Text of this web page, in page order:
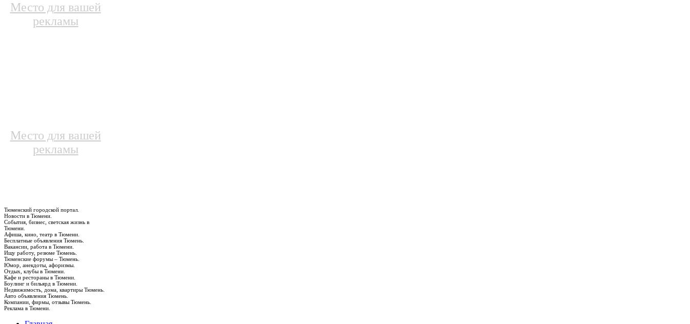
Место для вашей
рекламы
Место для вашей
рекламы
Тюменский городской портал.
Новости в Тюмени.
События, бизнес, светская жизнь в
Тюмени.
Афиша, кино, театр в Тюмени.
Бесплатные объявления Тюмень.
Вакансии, работа в Тюмени.
Ищу работу, резюме Тюмень.
Тюменские форумы – Тюмень.
Юмор, анекдоты, афоризмы.
Отдых, клубы в Тюмени.
Кафе и рестораны в Тюмени.
Боулинг и бильярд в Тюмени.
Недвижимость, дома, квартиры Тюмень.
Авто объявления Тюмень.
Компании, фирмы, отзывы Тюмень.
Реклама в Тюмени.